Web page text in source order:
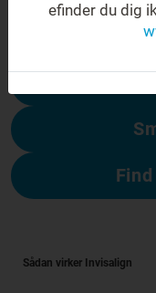
Sådan virker Invisalign
efinder du dig